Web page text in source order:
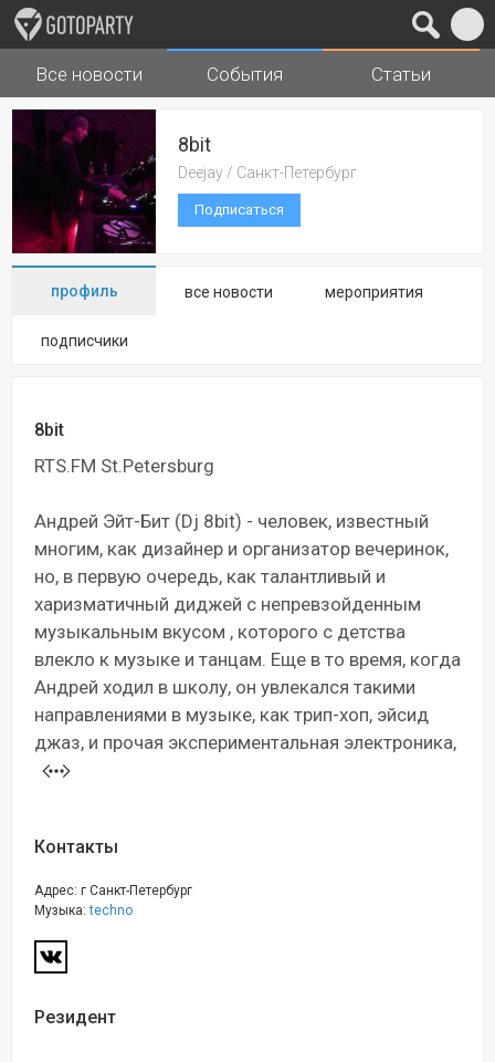
Города Музыка
Все новости События Статьи
8bit
Deejay / Санкт-Петербург
Подписаться
профиль все новости мероприятия
подписчики
8bit
RTS.FM St.Petersburg
Андрей Эйт-Бит (Dj 8bit) - человек, известный
многим, как дизайнер и организатор вечеринок,
но, в первую очередь, как талантливый и
харизматичный диджей с непревзойденным
музыкальным вкусом , которого с детства
влекло к музыке и танцам. Еще в то время, когда
Андрей ходил в школу, он увлекался такими
направлениями в музыке, как трип-хоп, эйсид
джаз, и прочая экспериментальная электроника,
Контакты
Адрес: г Санкт-Петербург
Музыка:techno
Резидент